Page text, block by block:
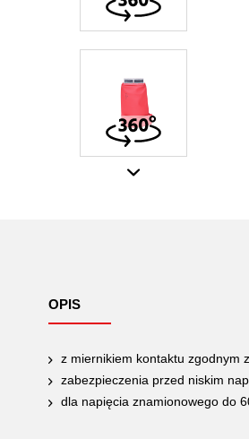
OPIS
z miernikiem kontaktu zgodnym
zabezpieczenia przed niskim
dla napięcia znamionowego do